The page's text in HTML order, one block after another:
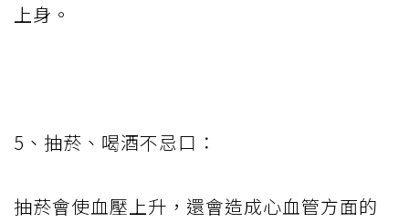
上身。
5 、抽菸、喝酒不忌口：
抽菸會使血壓上升，還會造成心血管方面的